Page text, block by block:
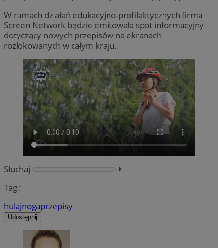
W ramach działań edukacyjno-profilaktycznych firma
Screen Network będzie emitowała spot informacyjny
dotyczący nowych przepisów na ekranach
rozlokowanych w całym kraju.
Słuchaj
⏵︎
Tagi:
hulajnogaprzepisy
Udostępnij